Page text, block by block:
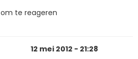
om te reageren
12 mei 2012 - 21:28